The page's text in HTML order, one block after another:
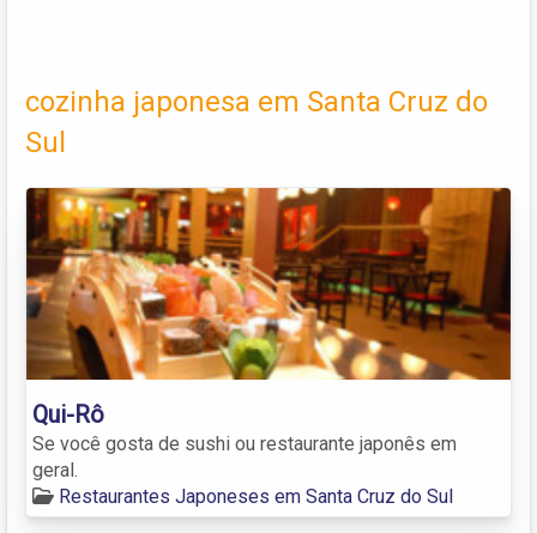
cozinha japonesa em Santa Cruz do
Sul
Qui-Rô
Se você gosta de sushi ou restaurante japonês em
geral.
Restaurantes Japoneses em Santa Cruz do Sul